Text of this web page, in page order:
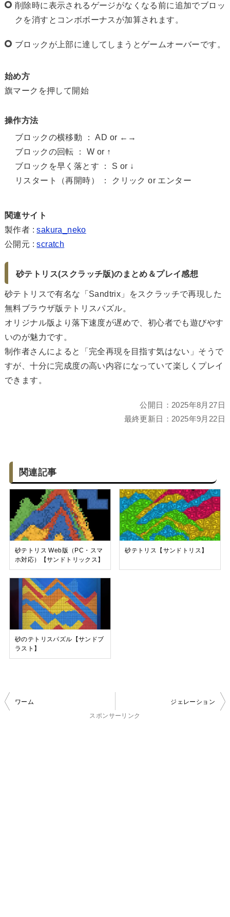
削除時に表示されるゲージがなくなる前に追加でブロッ
クを消すとコンボボーナスが加算されます。
ブロックが上部に達してしまうとゲームオーバーです。
始め方
旗マークを押して開始
操作方法
ブロックの横移動 ： AD or ←→
ブロックの回転 ： W or ↑
ブロックを早く落とす ： S or ↓
リスタート（再開時） ： クリック or エンター
関連サイト
製作者 :sakura_neko
公開元 :scratch
砂テトリス(スクラッチ版)のまとめ＆プレイ感想
砂テトリスで有名な「Sandtrix」をスクラッチで再現した
無料ブラウザ版テトリスパズル。
オリジナル版より落下速度が遅めで、初心者でも遊びやす
いのが魅力です。
制作者さんによると「完全再現を目指す気はない」そうで
すが、十分に完成度の高い内容になっていて楽しくプレイ
できます。
公開日： 2025年8月27日
最終更新日： 2025年9月22日
関連記事
砂テトリス Web版（PC・スマ
ホ対応）【サンドトリックス】
砂テトリス【サンドトリス】
砂のテトリスパズル【サンドブ
ラスト】
投
ワーム
ジェレーション
スポンサーリンク